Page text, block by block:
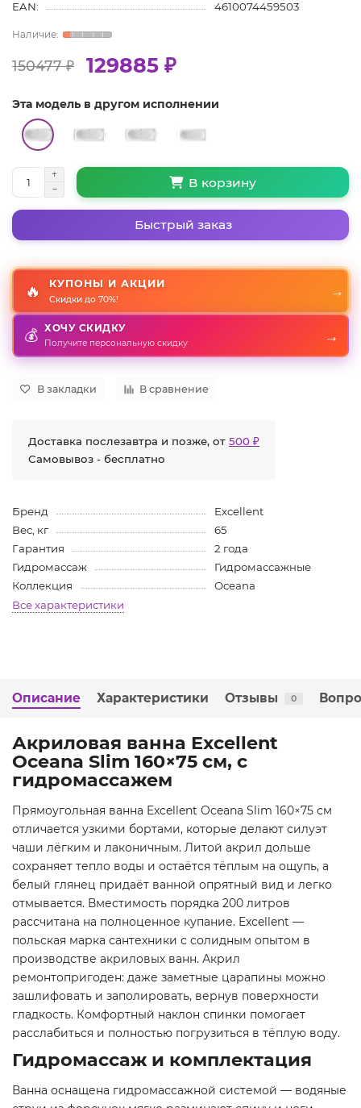
EAN:
4610074459503
150477 ₽ 129885 ₽
Эта модель в другом исполнении
В корзину
Быстрый заказ
🔥 КУПОНЫ И АКЦИИ
Скидки до 70%!
→
💰 ХОЧУ СКИДКУ
Получите персональную скидку →
В закладки В сравнение
Доставка послезавтра и позже, от 500 ₽
Самовывоз - бесплатно
Бренд
Excellent
Вес, кг
65
Гарантия
2 года
Гидромассаж
Гидромассажные
Коллекция
Oceana
Все характеристики
Описание Характеристики Отзывы 0
Акриловая ванна Excellent
Oceana Slim 160×75 см, с
гидромассажем
Прямоугольная ванна Excellent Oceana Slim 160×75 см
отличается узкими бортами, которые делают силуэт
чаши лёгким и лаконичным. Литой акрил дольше
сохраняет тепло воды и остаётся тёплым на ощупь, а
белый глянец придаёт ванной опрятный вид и легко
отмывается. Вместимость порядка 200 литров
рассчитана на полноценное купание. Excellent —
польская марка сантехники с солидным опытом в
производстве акриловых ванн. Акрил
ремонтопригоден: даже заметные царапины можно
зашлифовать и заполировать, вернув поверхности
гладкость. Комфортный наклон спинки помогает
расслабиться и полностью погрузиться в тёплую воду.
Гидромассаж и комплектация
Ванна оснащена гидромассажной системой — водяные